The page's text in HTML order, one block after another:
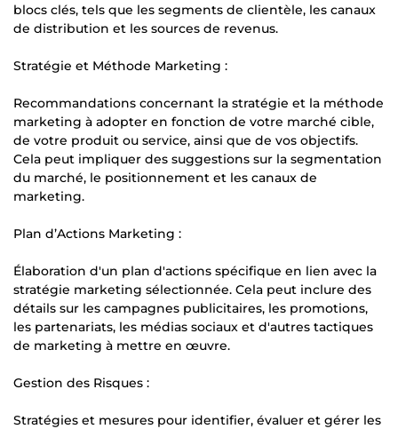
blocs clés, tels que les segments de clientèle, les canaux
de distribution et les sources de revenus.
Stratégie et Méthode Marketing :
Recommandations concernant la stratégie et la méthode
marketing à adopter en fonction de votre marché cible,
de votre produit ou service, ainsi que de vos objectifs.
Cela peut impliquer des suggestions sur la segmentation
du marché, le positionnement et les canaux de
marketing.
Plan d’Actions Marketing :
Élaboration d'un plan d'actions spécifique en lien avec la
stratégie marketing sélectionnée. Cela peut inclure des
détails sur les campagnes publicitaires, les promotions,
les partenariats, les médias sociaux et d'autres tactiques
de marketing à mettre en œuvre.
Gestion des Risques :
Stratégies et mesures pour identifier, évaluer et gérer les